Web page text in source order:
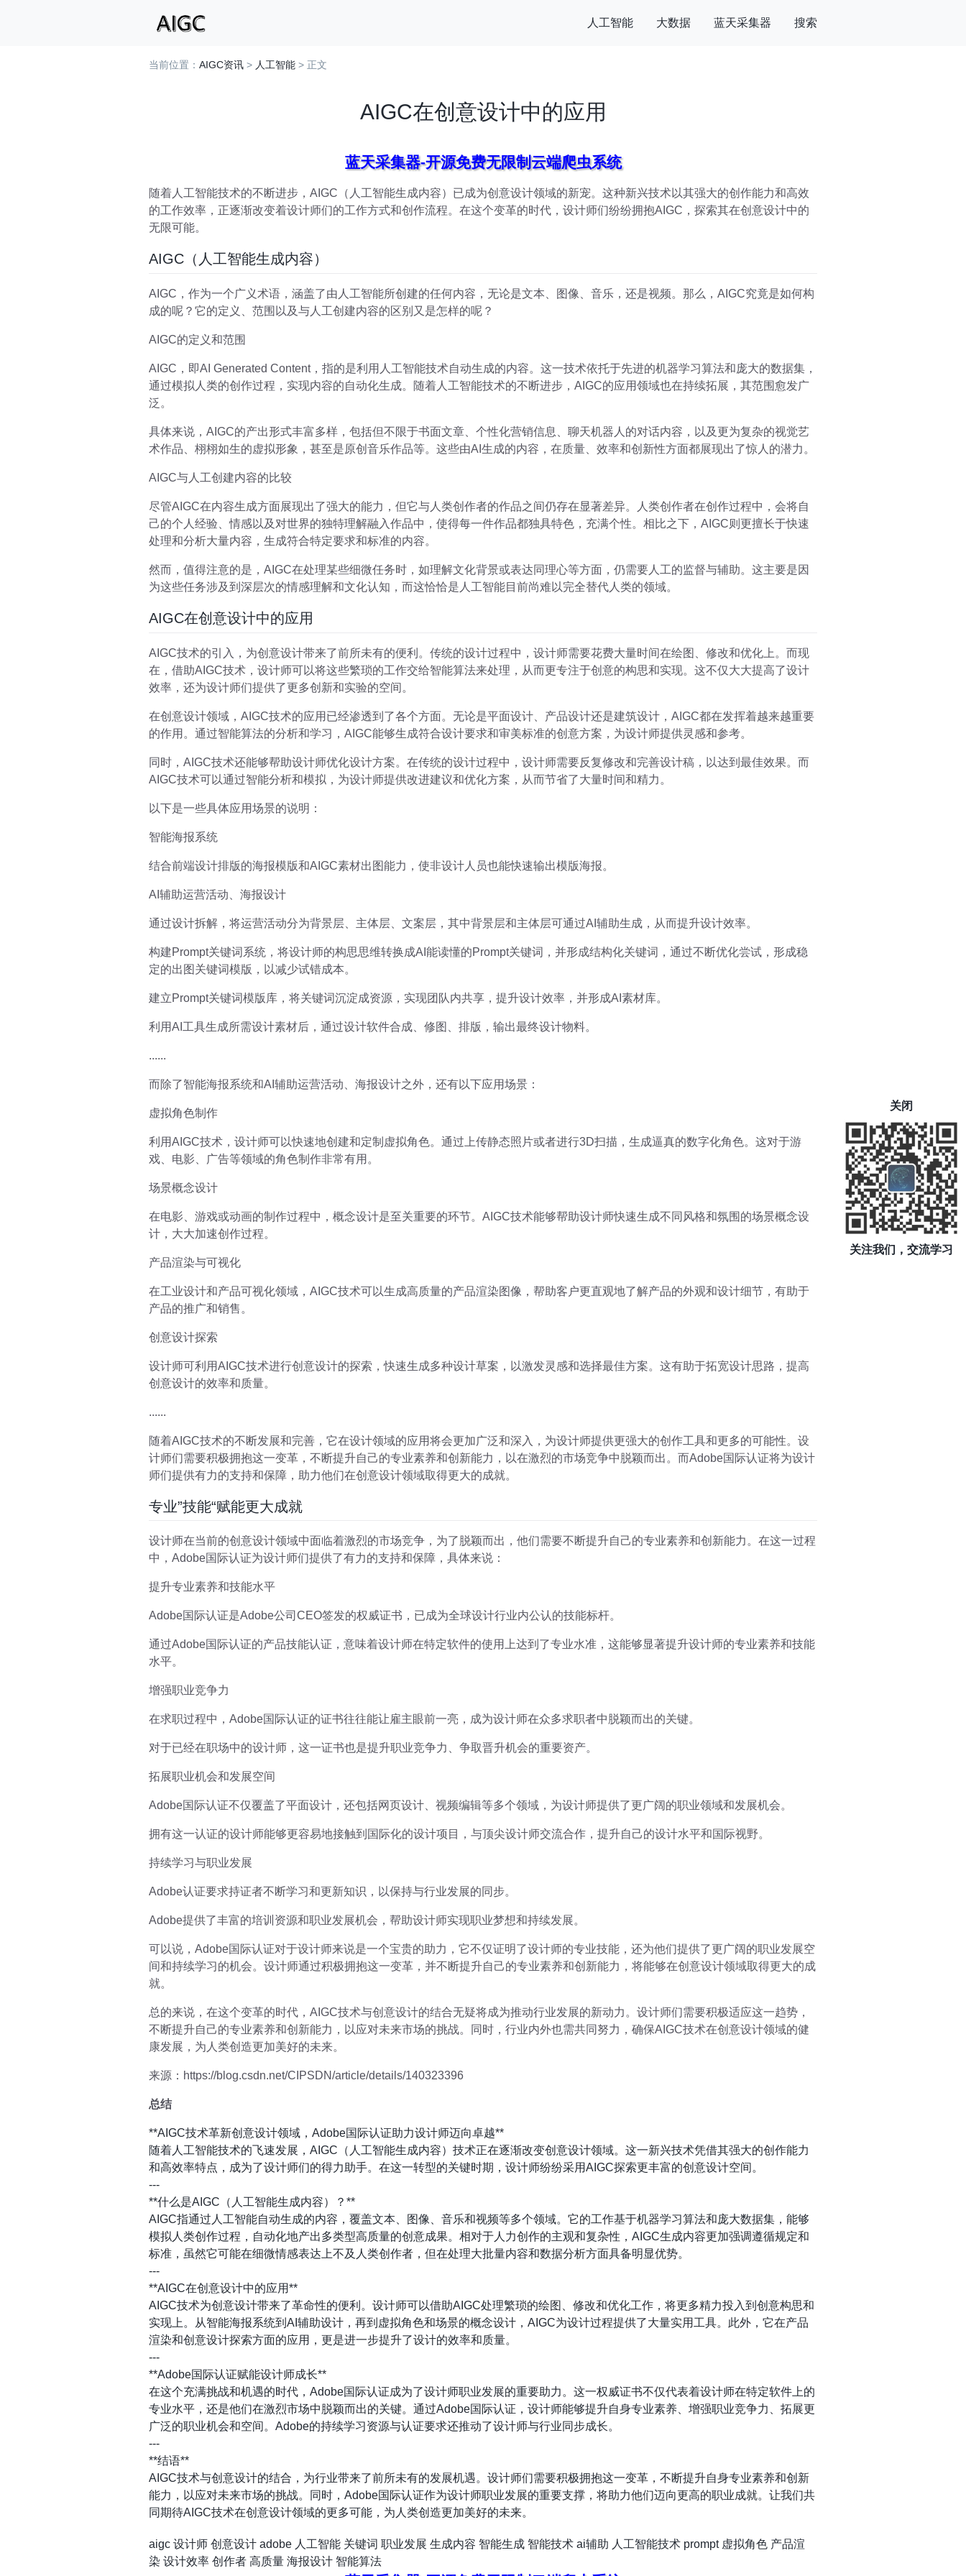
人工智能 大数据 蓝天采集器 搜索
当前位置： AIGC资讯 > 人工智能 > 正文
AIGC在创意设计中的应用
蓝天采集器-开源免费无限制云端爬虫系统
随着人工智能技术的不断进步，AIGC（人工智能生成内容）已成为创意设计领域的新宠。这种新兴技术以其强大的创作能力和高效
的工作效率，正逐渐改变着设计师们的工作方式和创作流程。在这个变革的时代，设计师们纷纷拥抱AIGC，探索其在创意设计中的
无限可能。
AIGC（人工智能生成内容）
AIGC，作为一个广义术语，涵盖了由人工智能所创建的任何内容，无论是文本、图像、音乐，还是视频。那么，AIGC究竟是如何构
成的呢？它的定义、范围以及与人工创建内容的区别又是怎样的呢？
AIGC的定义和范围
AIGC，即AI Generated Content，指的是利用人工智能技术自动生成的内容。这一技术依托于先进的机器学习算法和庞大的数据集，
通过模拟人类的创作过程，实现内容的自动化生成。随着人工智能技术的不断进步，AIGC的应用领域也在持续拓展，其范围愈发广
泛。
具体来说，AIGC的产出形式丰富多样，包括但不限于书面文章、个性化营销信息、聊天机器人的对话内容，以及更为复杂的视觉艺
术作品、栩栩如生的虚拟形象，甚至是原创音乐作品等。这些由AI生成的内容，在质量、效率和创新性方面都展现出了惊人的潜力。
AIGC与人工创建内容的比较
尽管AIGC在内容生成方面展现出了强大的能力，但它与人类创作者的作品之间仍存在显著差异。人类创作者在创作过程中，会将自
己的个人经验、情感以及对世界的独特理解融入作品中，使得每一件作品都独具特色，充满个性。相比之下，AIGC则更擅长于快速
处理和分析大量内容，生成符合特定要求和标准的内容。
然而，值得注意的是，AIGC在处理某些细微任务时，如理解文化背景或表达同理心等方面，仍需要人工的监督与辅助。这主要是因
为这些任务涉及到深层次的情感理解和文化认知，而这恰恰是人工智能目前尚难以完全替代人类的领域。
AIGC在创意设计中的应用
AIGC技术的引入，为创意设计带来了前所未有的便利。传统的设计过程中，设计师需要花费大量时间在绘图、修改和优化上。而现
在，借助AIGC技术，设计师可以将这些繁琐的工作交给智能算法来处理，从而更专注于创意的构思和实现。这不仅大大提高了设计
效率，还为设计师们提供了更多创新和实验的空间。
在创意设计领域，AIGC技术的应用已经渗透到了各个方面。无论是平面设计、产品设计还是建筑设计，AIGC都在发挥着越来越重要
的作用。通过智能算法的分析和学习，AIGC能够生成符合设计要求和审美标准的创意方案，为设计师提供灵感和参考。
同时，AIGC技术还能够帮助设计师优化设计方案。在传统的设计过程中，设计师需要反复修改和完善设计稿，以达到最佳效果。而
AIGC技术可以通过智能分析和模拟，为设计师提供改进建议和优化方案，从而节省了大量时间和精力。
以下是一些具体应用场景的说明：
智能海报系统
结合前端设计排版的海报模版和AIGC素材出图能力，使非设计人员也能快速输出模版海报。
AI辅助运营活动、海报设计
通过设计拆解，将运营活动分为背景层、主体层、文案层，其中背景层和主体层可通过AI辅助生成，从而提升设计效率。
构建Prompt关键词系统，将设计师的构思思维转换成AI能读懂的Prompt关键词，并形成结构化关键词，通过不断优化尝试，形成稳
定的出图关键词模版，以减少试错成本。
建立Prompt关键词模版库，将关键词沉淀成资源，实现团队内共享，提升设计效率，并形成AI素材库。
利用AI工具生成所需设计素材后，通过设计软件合成、修图、排版，输出最终设计物料。
......
而除了智能海报系统和AI辅助运营活动、海报设计之外，还有以下应用场景：
虚拟角色制作
利用AIGC技术，设计师可以快速地创建和定制虚拟角色。通过上传静态照片或者进行3D扫描，生成逼真的数字化角色。这对于游
戏、电影、广告等领域的角色制作非常有用。
场景概念设计
在电影、游戏或动画的制作过程中，概念设计是至关重要的环节。AIGC技术能够帮助设计师快速生成不同风格和氛围的场景概念设
计，大大加速创作过程。
产品渲染与可视化
在工业设计和产品可视化领域，AIGC技术可以生成高质量的产品渲染图像，帮助客户更直观地了解产品的外观和设计细节，有助于
产品的推广和销售。
创意设计探索
设计师可利用AIGC技术进行创意设计的探索，快速生成多种设计草案，以激发灵感和选择最佳方案。这有助于拓宽设计思路，提高
创意设计的效率和质量。
......
随着AIGC技术的不断发展和完善，它在设计领域的应用将会更加广泛和深入，为设计师提供更强大的创作工具和更多的可能性。设
计师们需要积极拥抱这一变革，不断提升自己的专业素养和创新能力，以在激烈的市场竞争中脱颖而出。而Adobe国际认证将为设计
师们提供有力的支持和保障，助力他们在创意设计领域取得更大的成就。
专业”技能“赋能更大成就
设计师在当前的创意设计领域中面临着激烈的市场竞争，为了脱颖而出，他们需要不断提升自己的专业素养和创新能力。在这一过程
中，Adobe国际认证为设计师们提供了有力的支持和保障，具体来说：
提升专业素养和技能水平
Adobe国际认证是Adobe公司CEO签发的权威证书，已成为全球设计行业内公认的技能标杆。
通过Adobe国际认证的产品技能认证，意味着设计师在特定软件的使用上达到了专业水准，这能够显著提升设计师的专业素养和技能
水平。
增强职业竞争力
在求职过程中，Adobe国际认证的证书往往能让雇主眼前一亮，成为设计师在众多求职者中脱颖而出的关键。
对于已经在职场中的设计师，这一证书也是提升职业竞争力、争取晋升机会的重要资产。
拓展职业机会和发展空间
Adobe国际认证不仅覆盖了平面设计，还包括网页设计、视频编辑等多个领域，为设计师提供了更广阔的职业领域和发展机会。
拥有这一认证的设计师能够更容易地接触到国际化的设计项目，与顶尖设计师交流合作，提升自己的设计水平和国际视野。
持续学习与职业发展
Adobe认证要求持证者不断学习和更新知识，以保持与行业发展的同步。
Adobe提供了丰富的培训资源和职业发展机会，帮助设计师实现职业梦想和持续发展。
可以说，Adobe国际认证对于设计师来说是一个宝贵的助力，它不仅证明了设计师的专业技能，还为他们提供了更广阔的职业发展空
间和持续学习的机会。设计师通过积极拥抱这一变革，并不断提升自己的专业素养和创新能力，将能够在创意设计领域取得更大的成
就。
总的来说，在这个变革的时代，AIGC技术与创意设计的结合无疑将成为推动行业发展的新动力。设计师们需要积极适应这一趋势，
不断提升自己的专业素养和创新能力，以应对未来市场的挑战。同时，行业内外也需共同努力，确保AIGC技术在创意设计领域的健
康发展，为人类创造更加美好的未来。
来源：https://blog.csdn.net/CIPSDN/article/details/140323396
总结
**AIGC技术革新创意设计领域，Adobe国际认证助力设计师迈向卓越**
随着人工智能技术的飞速发展，AIGC（人工智能生成内容）技术正在逐渐改变创意设计领域。这一新兴技术凭借其强大的创作能力
和高效率特点，成为了设计师们的得力助手。在这一转型的关键时期，设计师纷纷采用AIGC探索更丰富的创意设计空间。
---
**什么是AIGC（人工智能生成内容）？**
AIGC指通过人工智能自动生成的内容，覆盖文本、图像、音乐和视频等多个领域。它的工作基于机器学习算法和庞大数据集，能够
模拟人类创作过程，自动化地产出多类型高质量的创意成果。相对于人力创作的主观和复杂性，AIGC生成内容更加强调遵循规定和
标准，虽然它可能在细微情感表达上不及人类创作者，但在处理大批量内容和数据分析方面具备明显优势。
---
**AIGC在创意设计中的应用**
AIGC技术为创意设计带来了革命性的便利。设计师可以借助AIGC处理繁琐的绘图、修改和优化工作，将更多精力投入到创意构思和
实现上。从智能海报系统到AI辅助设计，再到虚拟角色和场景的概念设计，AIGC为设计过程提供了大量实用工具。此外，它在产品
渲染和创意设计探索方面的应用，更是进一步提升了设计的效率和质量。
---
**Adobe国际认证赋能设计师成长**
在这个充满挑战和机遇的时代，Adobe国际认证成为了设计师职业发展的重要助力。这一权威证书不仅代表着设计师在特定软件上的
专业水平，还是他们在激烈市场中脱颖而出的关键。通过Adobe国际认证，设计师能够提升自身专业素养、增强职业竞争力、拓展更
广泛的职业机会和空间。Adobe的持续学习资源与认证要求还推动了设计师与行业同步成长。
---
**结语**
AIGC技术与创意设计的结合，为行业带来了前所未有的发展机遇。设计师们需要积极拥抱这一变革，不断提升自身专业素养和创新
能力，以应对未来市场的挑战。同时，Adobe国际认证作为设计师职业发展的重要支撑，将助力他们迈向更高的职业成就。让我们共
同期待AIGC技术在创意设计领域的更多可能，为人类创造更加美好的未来。
aigc 设计师 创意设计 adobe 人工智能 关键词 职业发展 生成内容 智能生成 智能技术 ai辅助 人工智能技术 prompt 虚拟角色 产品渲
染 设计效率 创作者 高质量 海报设计 智能算法
关闭
关注我们，交流学习